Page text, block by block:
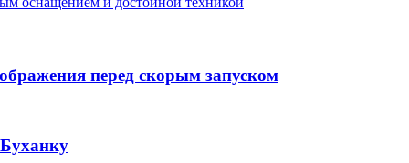
перед скорым запуском